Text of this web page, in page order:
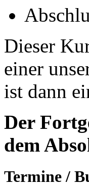
Dieser
einer
ist dann
Der
dem
Termine /